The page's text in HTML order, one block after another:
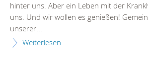
hinter uns. Aber ein Leben mit der
uns. Und wir wollen es genießen!
unserer...
Weiterlesen